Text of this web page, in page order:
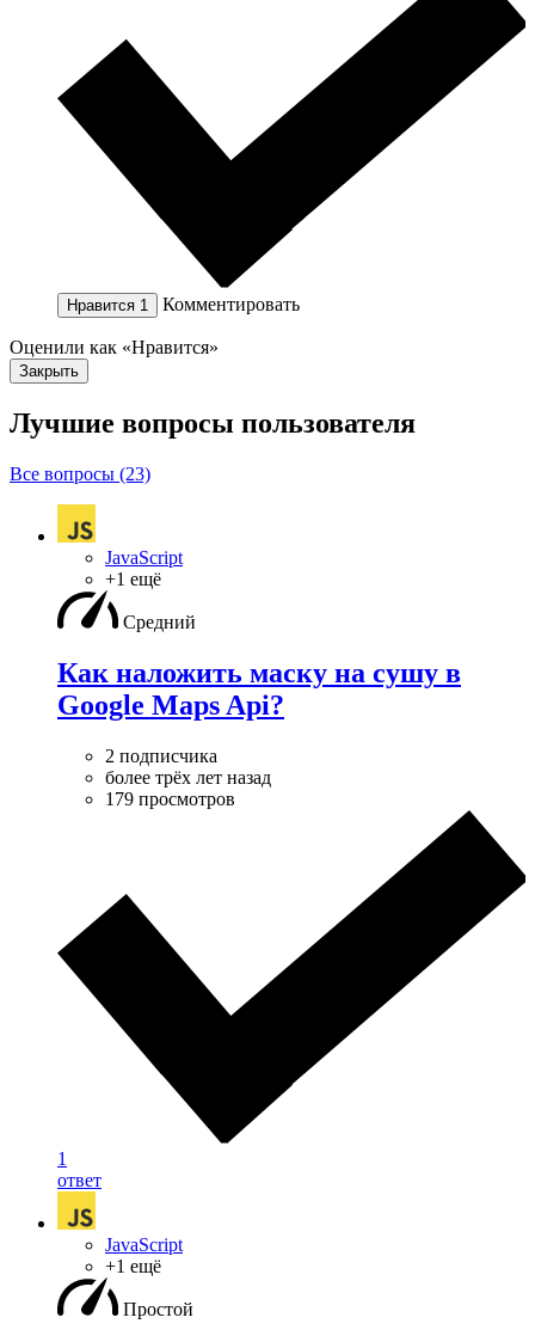
Нравится 1 Комментировать
Оценили как «Нравится»
Закрыть
Лучшие вопросы пользователя
Все вопросы (23)
JavaScript
+1 ещё
Средний
Как наложить маску на сушу в
Google Maps Api?
2 подписчика
более трёх лет назад
179 просмотров
1
ответ
JavaScript
+1 ещё
Простой